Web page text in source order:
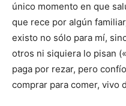
único momento en que
que rece por algún
existo no sólo para mí,
otros ni siquiera lo pisan
paga por rezar, pero
comprar para comer, vivo